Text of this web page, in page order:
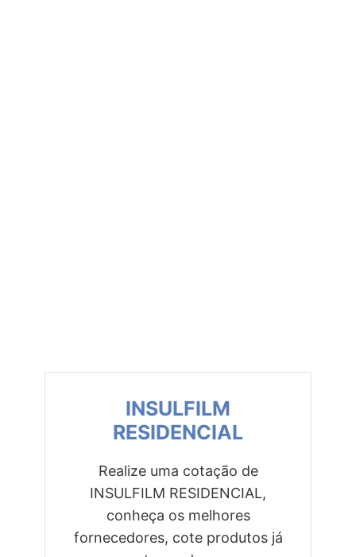
INSULFILM
RESIDENCIAL
Realize uma cotação de
INSULFILM RESIDENCIAL,
conheça os melhores
fornecedores, cote produtos já